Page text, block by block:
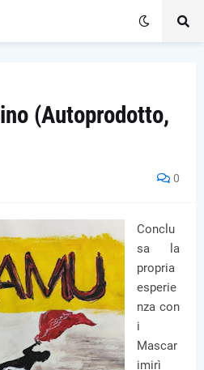
(Autoprodotto,
0
Conclu
sa la
propria
esperie
nza con
i
Mascar
imirì